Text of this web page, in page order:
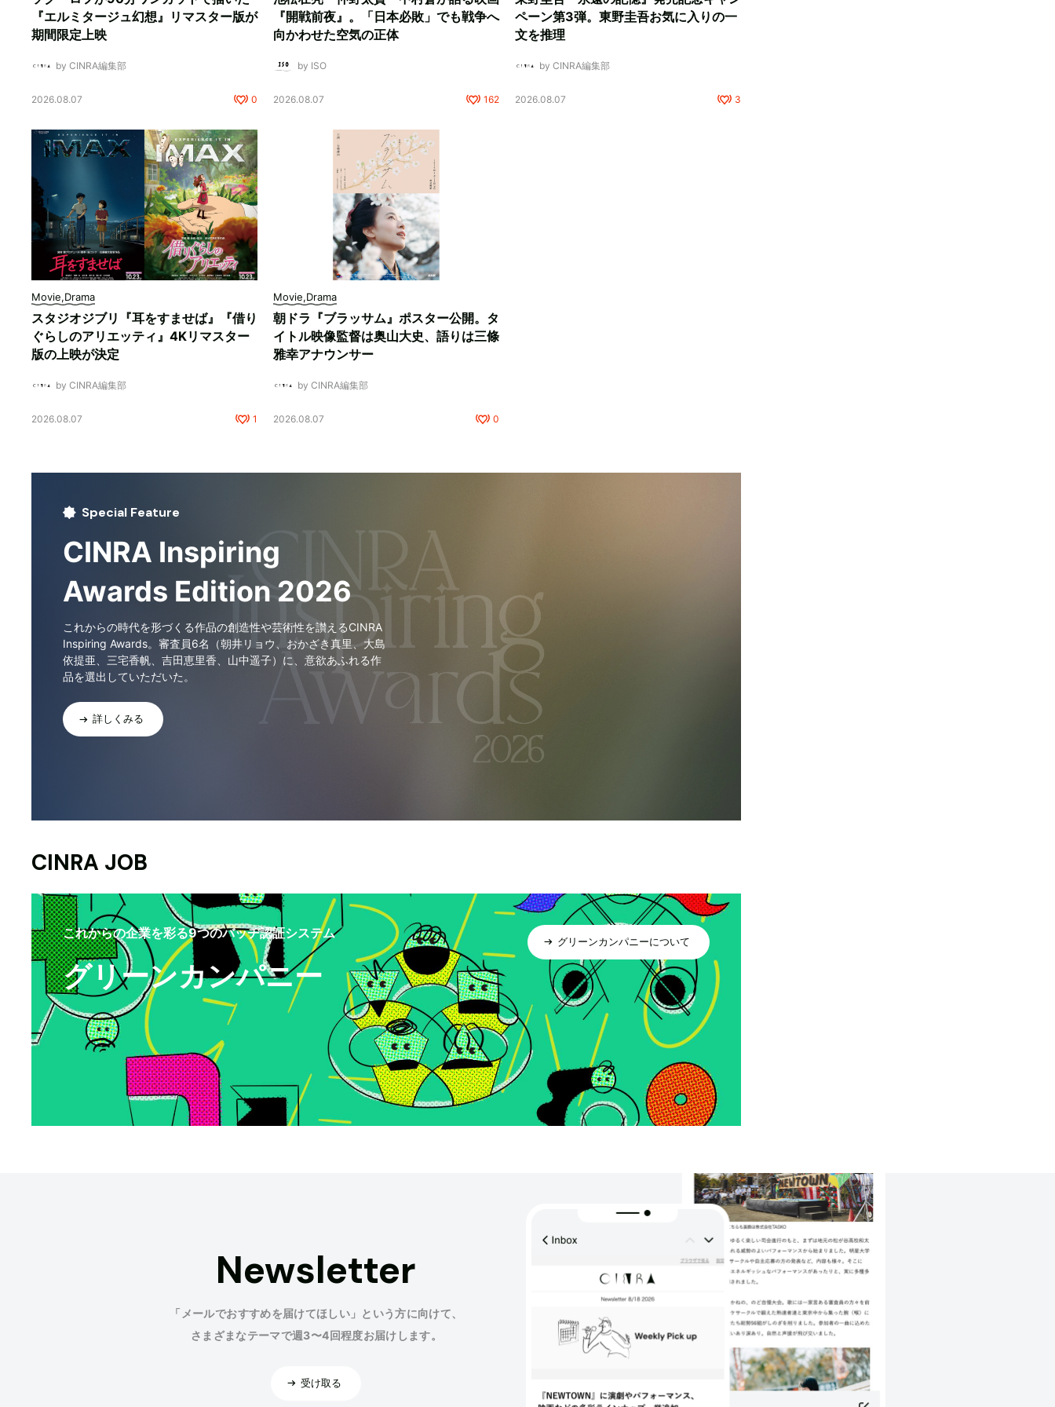
『エルミタージュ幻想』リマスター版が
期間限定上映
by CINRA編集部
2026.08.07 0
『開戦前夜』。「日本必敗」でも戦争へ
向かわせた空気の正体
by ISO
2026.08.07 162
ペーン第3弾。東野圭吾お気に入りの一
文を推理
by CINRA編集部
2026.08.07 3
Movie,Drama
スタジオジブリ『耳をすませば』『借り
ぐらしのアリエッティ』4Kリマスター
版の上映が決定
by CINRA編集部
2026.08.07 1
Movie,Drama
朝ドラ『ブラッサム』ポスター公開。タ
イトル映像監督は奥山大史、語りは三條
雅幸アナウンサー
by CINRA編集部
2026.08.07 0
Special Feature
CINRA Inspiring
Awards Edition 2026
これからの時代を形づくる作品の創造性や芸術性を讃えるCINRA
Inspiring Awards。審査員6名（朝井リョウ、おかざき真里、大島
依提亜、三宅香帆、吉田恵里香、山中遥子）に、意欲あふれる作
品を選出していただいた。
詳しくみる
CINRA JOB
これからの企業を彩る9つのバッヂ認証システム
グリーンカンパニー
グリーンカンパニーについて
Newsletter
「メールでおすすめを届けてほしい」という方に向けて、
さまざまなテーマで週3〜4回程度お届けします。
受け取る